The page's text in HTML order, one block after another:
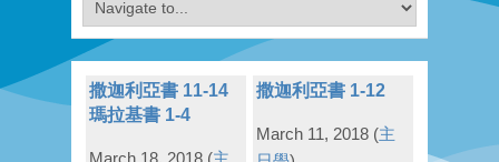
撒迦利亞書 11-14
瑪拉基書 1-4
March 18, 2018 (主
撒迦利亞書 1-12
March 11, 2018 (主